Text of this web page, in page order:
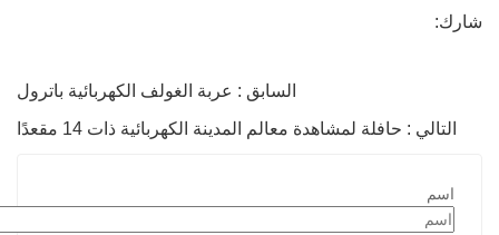
شارك:
السابق : عربة الغولف الكهربائية باترول
التالي : حافلة لمشاهدة معالم المدينة الكهربائية ذات 14 مقعدًا
اسم